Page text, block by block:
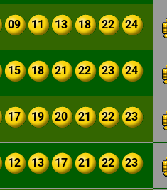
09 11 13 18 22 24
15 18 21 22 23 24
17 19 20 21 22 23
12 13 17 21 22 23